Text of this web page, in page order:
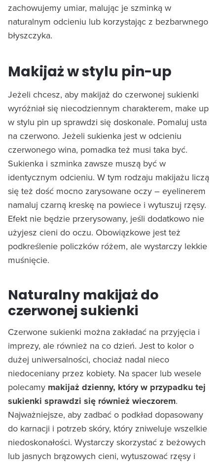
zachowujemy umiar, malując je szminką w
naturalnym odcieniu lub korzystając z bezbarwnego
błyszczyka.
Makijaż w stylu pin-up
Jeżeli chcesz, aby makijaż do czerwonej sukienki
wyróżniał się niecodziennym charakterem, make up
w stylu pin up sprawdzi się doskonale. Pomaluj usta
na czerwono. Jeżeli sukienka jest w odcieniu
czerwonego wina, pomadka też musi taka być.
Sukienka i szminka zawsze muszą być w
identycznym odcieniu. W tym rodzaju makijażu liczą
się też dość mocno zarysowane oczy – eyelinerem
namaluj czarną kreskę na powiece i wytuszuj rzęsy.
Efekt nie będzie przerysowany, jeśli dodatkowo nie
użyjesz cieni do oczu. Obowiązkowe jest też
podkreślenie policzków różem, ale wystarczy lekkie
muśnięcie.
Naturalny makijaż do
czerwonej sukienki
Czerwone sukienki można zakładać na przyjęcia i
imprezy, ale również na co dzień. Jest to kolor o
dużej uniwersalności, chociaż nadal nieco
niedoceniany przez kobiety. Na spacer lub wesele
polecamy makijaż dzienny, który w przypadku tej
sukienki sprawdzi się również wieczorem.
Najważniejsze, aby zadbać o podkład dopasowany
do karnacji i potrzeb skóry, który zniweluje wszelkie
niedoskonałości. Wystarczy skorzystać z beżowych
lub jasnych brązowych cieni, wytuszować rzęsy i